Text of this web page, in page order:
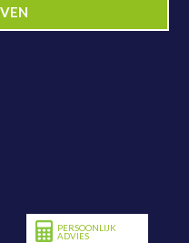
PERSOONLIJK
ADVIES